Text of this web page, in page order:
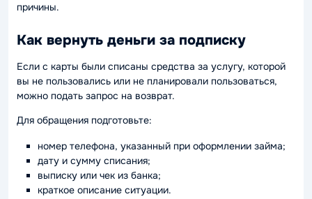
причины.
Как вернуть деньги за подписку
Если с карты были списаны средства за услугу, которой
вы не пользовались или не планировали пользоваться,
можно подать запрос на возврат.
Для обращения подготовьте:
номер телефона, указанный при оформлении займа;
дату и сумму списания;
выписку или чек из банка;
краткое описание ситуации.